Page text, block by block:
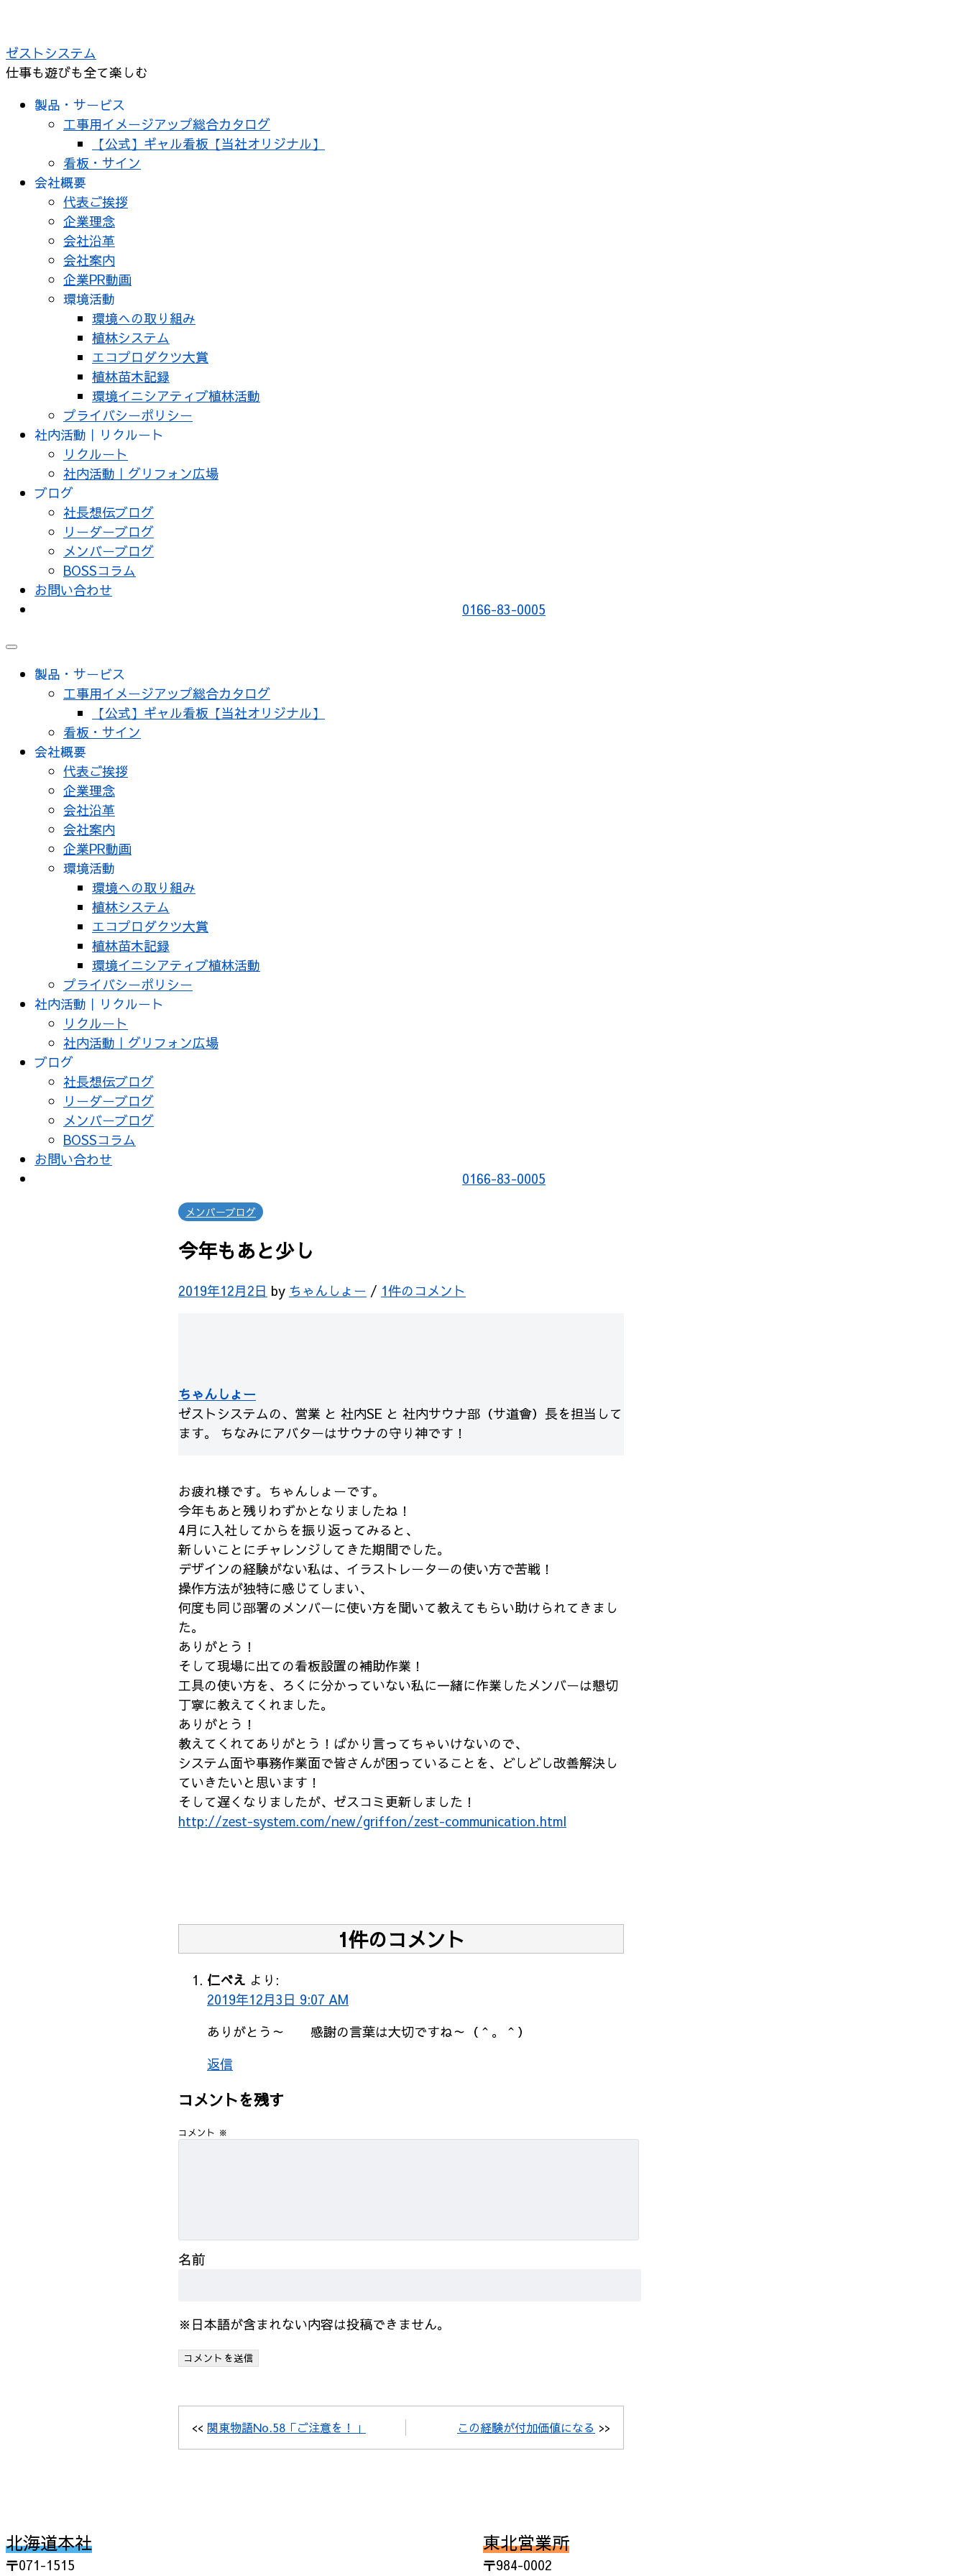
テ
ン
ゼストシステム
仕事も遊びも全て楽しむ
製品・サービス
工事用イメージアップ総合カタログ
【公式】ギャル看板【当社オリジナル】
看板・サイン
会社概要
代表ご挨拶
企業理念
会社沿革
会社案内
企業PR動画
環境活動
環境への取り組み
植林システム
エコプロダクツ大賞
植林苗木記録
環境イニシアティブ植林活動
プライバシーポリシー
社内活動｜リクルート
リクルート
社内活動｜グリフォン広場
ブログ
社長想伝ブログ
リーダーブログ
メンバーブログ
BOSSコラム
お問い合わせ
0166-83-0005
メ
製品・サービス
工事用イメージアップ総合カタログ
【公式】ギャル看板【当社オリジナル】
看板・サイン
会社概要
代表ご挨拶
企業理念
会社沿革
会社案内
企業PR動画
環境活動
環境への取り組み
植林システム
エコプロダクツ大賞
植林苗木記録
環境イニシアティブ植林活動
プライバシーポリシー
社内活動｜リクルート
リクルート
社内活動｜グリフォン広場
ブログ
社長想伝ブログ
リーダーブログ
メンバーブログ
BOSSコラム
お問い合わせ
0166-83-0005
メンバーブログ
今年もあと少し
2019年12月2日 by ちゃんしょー / 1件のコメント
ちゃんしょー
ゼストシステムの、営業 と 社内SE と 社内サウナ部（サ道會）長を担当して
ます。 ちなみにアバターはサウナの守り神です！
お疲れ様です。ちゃんしょーです。
今年もあと残りわずかとなりましたね！
4月に入社してからを振り返ってみると、
新しいことにチャレンジしてきた期間でした。
デザインの経験がない私は、イラストレーターの使い方で苦戦！
操作方法が独特に感じてしまい、
何度も同じ部署のメンバーに使い方を聞いて教えてもらい助けられてきまし
た。
ありがとう！
そして現場に出ての看板設置の補助作業！
工具の使い方を、ろくに分かっていない私に一緒に作業したメンバーは懇切
丁寧に教えてくれました。
ありがとう！
教えてくれてありがとう！ばかり言ってちゃいけないので、
システム面や事務作業面で皆さんが困っていることを、どしどし改善解決し
ていきたいと思います！
そして遅くなりましたが、ゼスコミ更新しました！
http://zest-system.com/new/griffon/zest-communication.html
1件のコメント
仁べえ より:
2019年12月3日 9:07 AM
ありがとう～ 感謝の言葉は大切ですね～（＾。＾）
返信
コメントを残す
コメント ※
名前
※日本語が含まれない内容は投稿できません。
<< 関東物語No.58「ご注意を！」 この経験が付加価値になる >>
北海道本社
〒071-1515
東北営業所
〒984-0002